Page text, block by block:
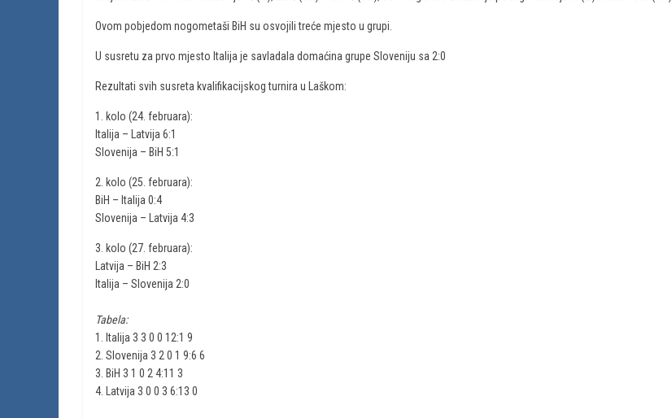
Ovom pobjedom nogometaši BiH su osvojili treće mjesto u grupi.
U susretu za prvo mjesto Italija je savladala domaćina grupe Sloveniju sa 2:0
Rezultati svih susreta kvalifikacijskog turnira u Laškom:
1. kolo (24. februara):
Italija – Latvija 6:1
Slovenija – BiH 5:1
2. kolo (25. februara):
BiH – Italija 0:4
Slovenija – Latvija 4:3
3. kolo (27. februara):
Latvija – BiH 2:3
Italija – Slovenija 2:0
Tabela:
1. Italija 3 3 0 0 12:1 9
2. Slovenija 3 2 0 1 9:6 6
3. BiH 3 1 0 2 4:11 3
4. Latvija 3 0 0 3 6:13 0